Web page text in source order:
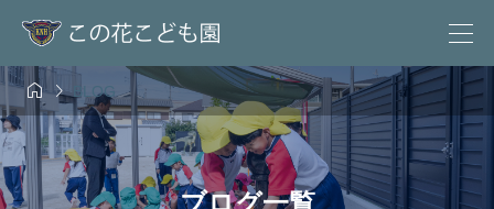
BLOG
ブログ一覧